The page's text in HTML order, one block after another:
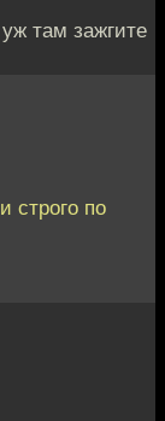
там зажгите
строго по